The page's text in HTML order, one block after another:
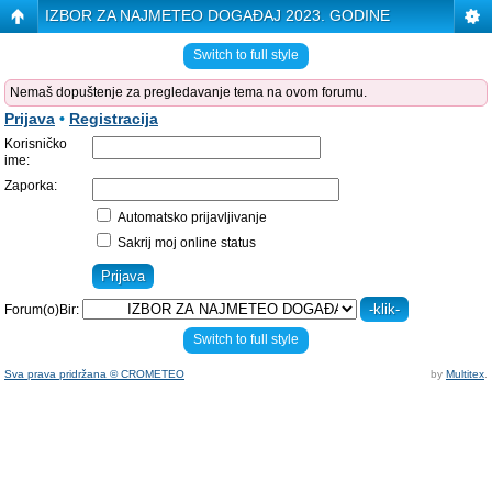
IZBOR ZA NAJMETEO DOGAĐAJ 2023. GODINE
Switch to full style
Nemaš dopuštenje za pregledavanje tema na ovom forumu.
Prijava • Registracija
Korisničko
ime:
Zaporka:
Automatsko prijavljivanje
Sakrij moj online status
Forum(o)Bir:
Switch to full style
Sva prava pridržana © CROMETEO by Multitex